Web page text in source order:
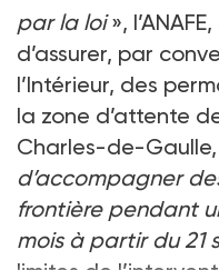
par la loi»,
d’assurer, par
l’Intérieur, des
la zone d’attente
Charles-de-Gaulle,
d’accompagner
frontière pendant
mois à partir du 21